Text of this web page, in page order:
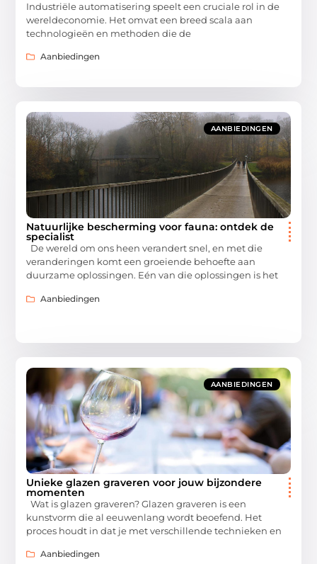
Industriële automatisering speelt een cruciale rol in de
wereldeconomie. Het omvat een breed scala aan
technologieën en methoden die de
Aanbiedingen
AANBIEDINGEN
Natuurlijke bescherming voor fauna: ontdek de
specialist
De wereld om ons heen verandert snel, en met die
veranderingen komt een groeiende behoefte aan
duurzame oplossingen. Eén van die oplossingen is het
Aanbiedingen
AANBIEDINGEN
Unieke glazen graveren voor jouw bijzondere
momenten
Wat is glazen graveren? Glazen graveren is een
kunstvorm die al eeuwenlang wordt beoefend. Het
proces houdt in dat je met verschillende technieken en
Aanbiedingen